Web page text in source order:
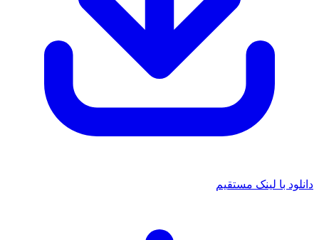
با لینک مستقیم